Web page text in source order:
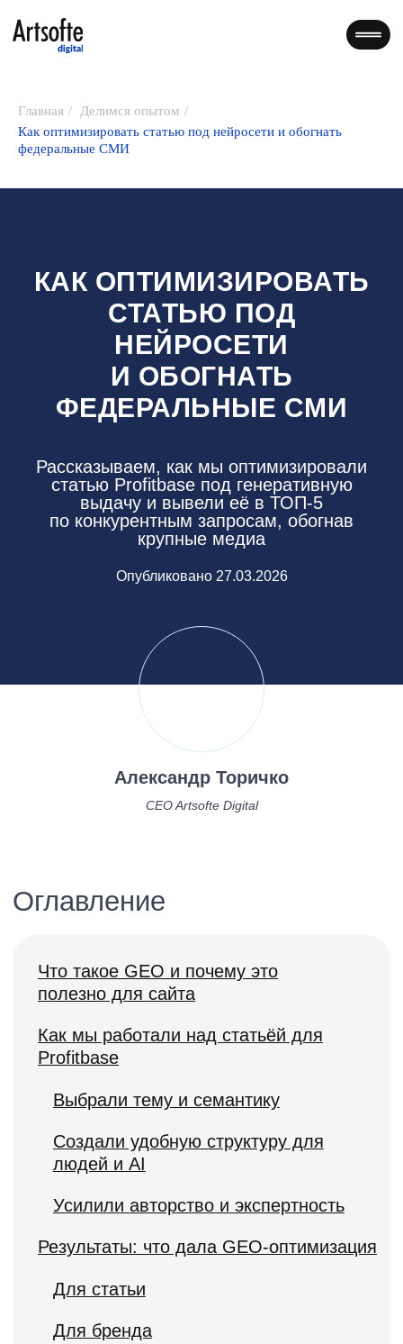
Главная / Делимся опытом /
Как оптимизировать статью под нейросети и обогнать
федеральные СМИ
КАК ОПТИМИЗИРОВАТЬ
СТАТЬЮ ПОД
НЕЙРОСЕТИ
И ОБОГНАТЬ
ФЕДЕРАЛЬНЫЕ СМИ
Рассказываем, как мы оптимизировали
статью Profitbase под генеративную
выдачу и вывели её в ТОП-5
по конкурентным запросам, обогнав
крупные медиа
Опубликовано 27.03.2026
Александр Торичко
CEO Artsofte Digital
Выбрали тему и семантику
Как мы работали над статьёй для
Результаты: что дала GEO-оптимизация
Выводы